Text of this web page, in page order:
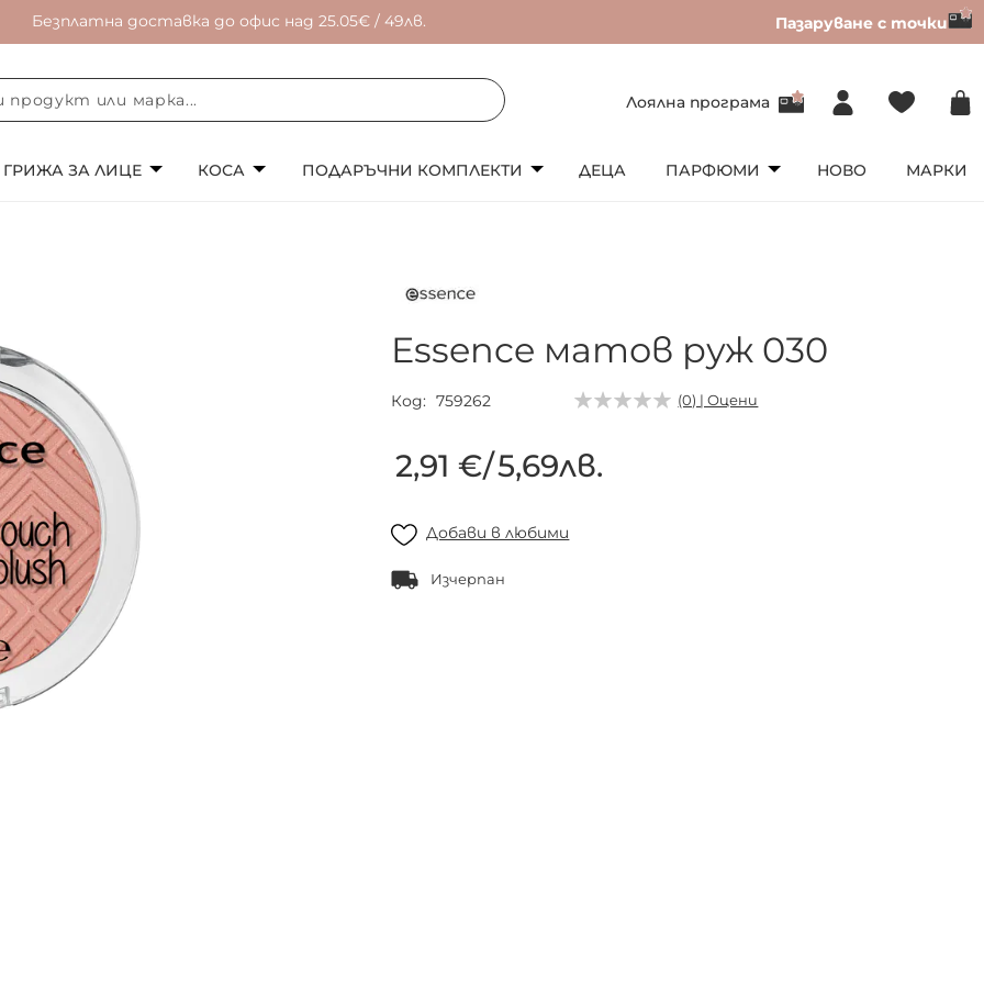
Безплатна доставка до офис над 25.05€ / 49лв. Пазаруване с точки
Лоялна програма
ГРИЖА ЗА ЛИЦЕ КОСА ПОДАРЪЧНИ КОМПЛЕКТИ ДЕЦА ПАРФЮМИ НОВО МАРКИ
Essence матов руж 030
Код 759262 (0) | Оцени
2,91 €/5,69лв.
Добави в любими
Изчерпан